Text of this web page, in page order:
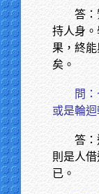
答
持人身
果，終
矣。
問
或是輪迴
答
則是人
已。